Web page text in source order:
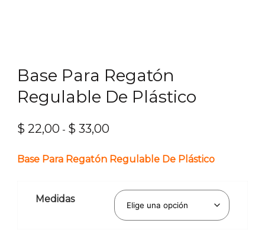
Base Para Regatón
Regulable De Plástico
$ 22,00 - $ 33,00Rango
precios:
$ 22,00
hasta
Base Para Regatón Regulable De Plástico
Medidas